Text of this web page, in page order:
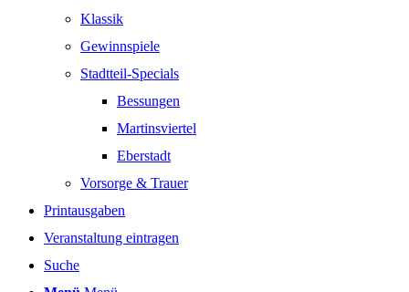
Klassik
Gewinnspiele
Stadtteil-Specials
Bessungen
Martinsviertel
Eberstadt
Vorsorge & Trauer
Printausgaben
Veranstaltung eintragen
Suche